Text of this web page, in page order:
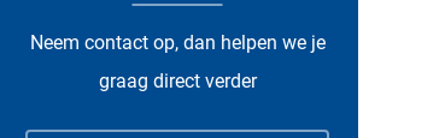
Neem contact op, dan helpen we je
graag direct verder